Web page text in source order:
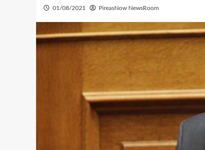
01/08/2021 PireasNow NewsRoom